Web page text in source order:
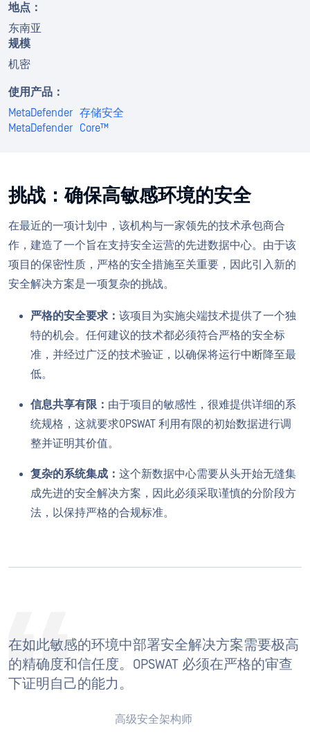
地点：
东南亚
规模
机密
使用产品：
MetaDefender 存储安全
MetaDefender Core™
挑战：确保高敏感环境的安全
在最近的一项计划中，该机构与一家领先的技术承包商合
作，建造了一个旨在支持安全运营的先进数据中心。由于该
项目的保密性质，严格的安全措施至关重要，因此引入新的
安全解决方案是一项复杂的挑战。
严格的安全要求： 该项目为实施尖端技术提供了一个独
特的机会。任何建议的技术都必须符合严格的安全标
准，并经过广泛的技术验证，以确保将运行中断降至最
低。
信息共享有限： 由于项目的敏感性，很难提供详细的系
统规格，这就要求OPSWAT 利用有限的初始数据进行调
整并证明其价值。
复杂的系统集成： 这个新数据中心需要从头开始无缝集
成先进的安全解决方案，因此必须采取谨慎的分阶段方
法，以保持严格的合规标准。
在如此敏感的环境中部署安全解决方案需要极高
的精确度和信任度。OPSWAT 必须在严格的审查
下证明自己的能力。
高级安全架构师